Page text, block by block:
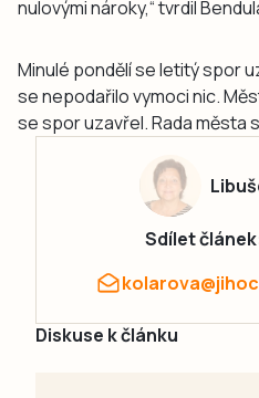
nulovými nároky,“ tvrdil
Minulé pondělí se letitý spor
se nepodařilo vymoci nic.
se spor uzavřel. Rada města
Sdílet
Diskuse k článku